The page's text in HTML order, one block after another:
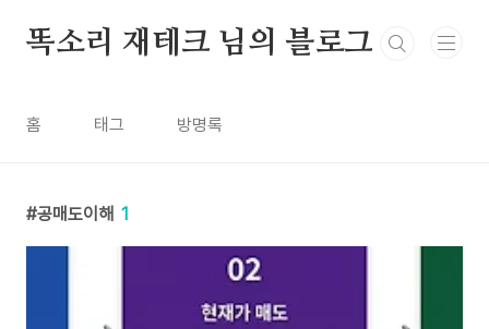
똑소리 재테크 님의 블로그
홈 태그 방명록
공매도이해 1